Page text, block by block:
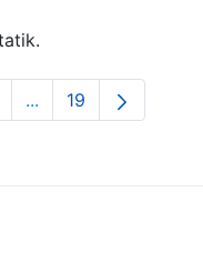
Use TAB to
...Intermediate Pages
Orrialdea
19